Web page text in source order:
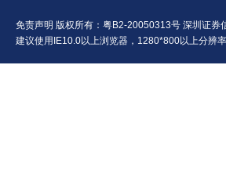
免责声明 版权所有： 粤B2-20050313号 深圳证券
建议使用IE10.0以上浏览器，1280*800以上分辨率